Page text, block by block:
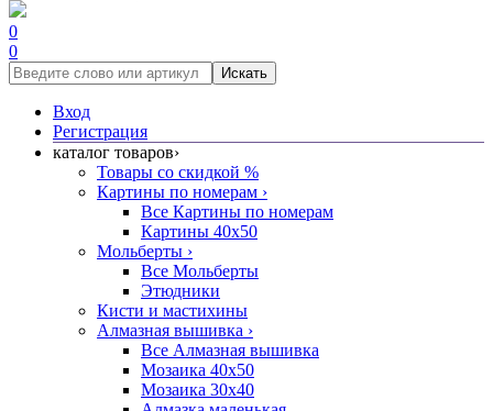
0
0
Искать
Вход
Регистрация
каталог товаров›
Товары со скидкой %
Картины по номерам ›
Все Картины по номерам
Картины 40x50
Мольберты ›
Все Мольберты
Этюдники
Кисти и мастихины
Алмазная вышивка ›
Все Алмазная вышивка
Мозаика 40x50
Мозаика 30x40